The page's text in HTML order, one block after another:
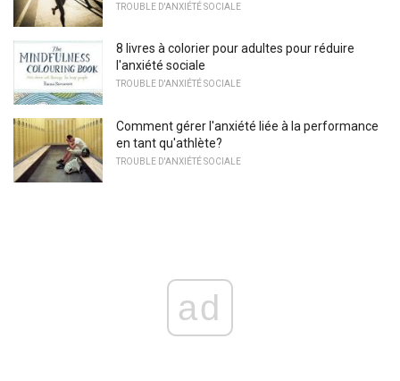
TROUBLE D'ANXIÉTÉ SOCIALE
8 livres à colorier pour adultes pour réduire
l'anxiété sociale
TROUBLE D'ANXIÉTÉ SOCIALE
Comment gérer l'anxiété liée à la performance
en tant qu'athlète?
TROUBLE D'ANXIÉTÉ SOCIALE
ad